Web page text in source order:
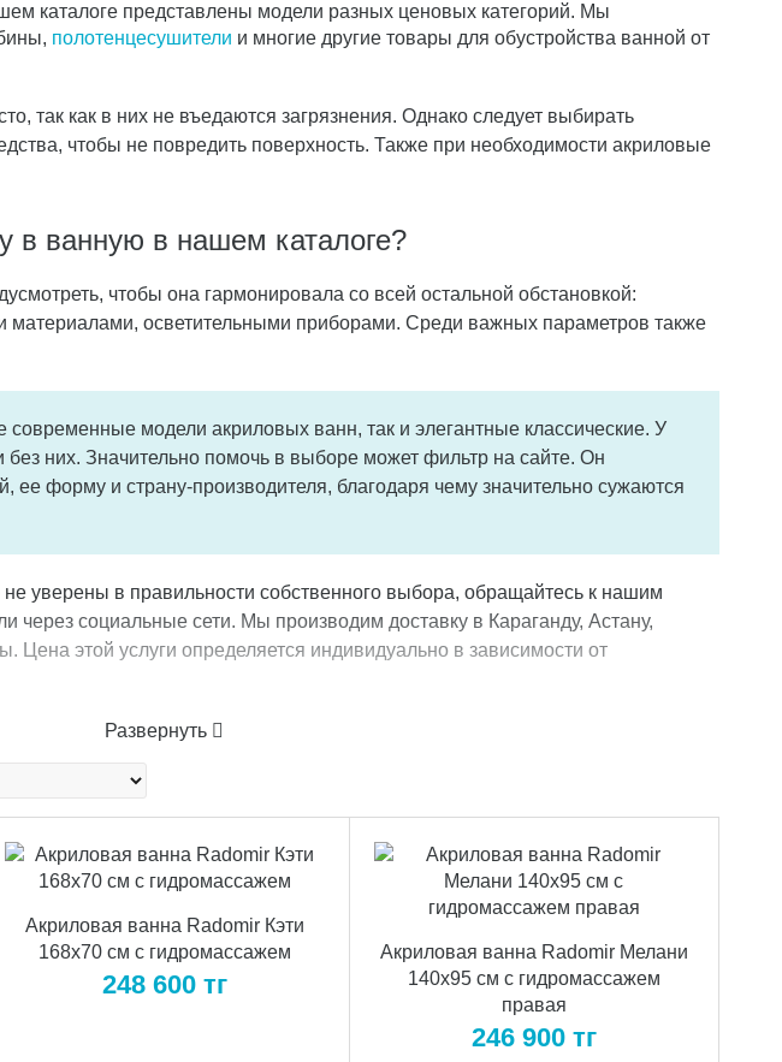
каталоге представлены модели разных ценовых категорий. Мы
полотенцесушители и многие другие товары для обустройства ванной от
так как в них не въедаются загрязнения. Однако следует выбирать
, чтобы не повредить поверхность. Также при необходимости акриловые
в ванную в нашем каталоге?
чтобы она гармонировала со всей остальной обстановкой:
материалами, осветительными приборами. Среди важных параметров также
модели акриловых ванн, так и элегантные классические. У
без них. Значительно помочь в выборе может фильтр на сайте. Он
ее форму и страну-производителя, благодаря чему значительно сужаются
не уверены в правильности собственного выбора, обращайтесь к нашим
через социальные сети. Мы производим доставку в Караганду, Астану,
. Цена этой услуги определяется индивидуально в зависимости от
Развернуть
Акриловая ванна Radomir Кэти
168x70 см с гидромассажем
248 600 тг
Акриловая ванна Radomir Мелани
140x95 см с гидромассажем
правая
246 900 тг